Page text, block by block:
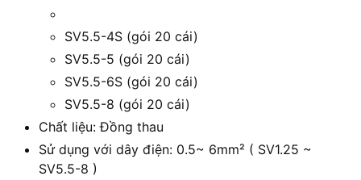
SV5.5-4S (gói 20 cái)
SV5.5-5 (gói 20 cái)
SV5.5-6S (gói 20 cái)
SV5.5-8 (gói 20 cái)
Chất liệu: Đồng thau
Sử dụng với dây điện: 0.5~ 6mm² ( SV1.25 ~
SV5.5-8 )